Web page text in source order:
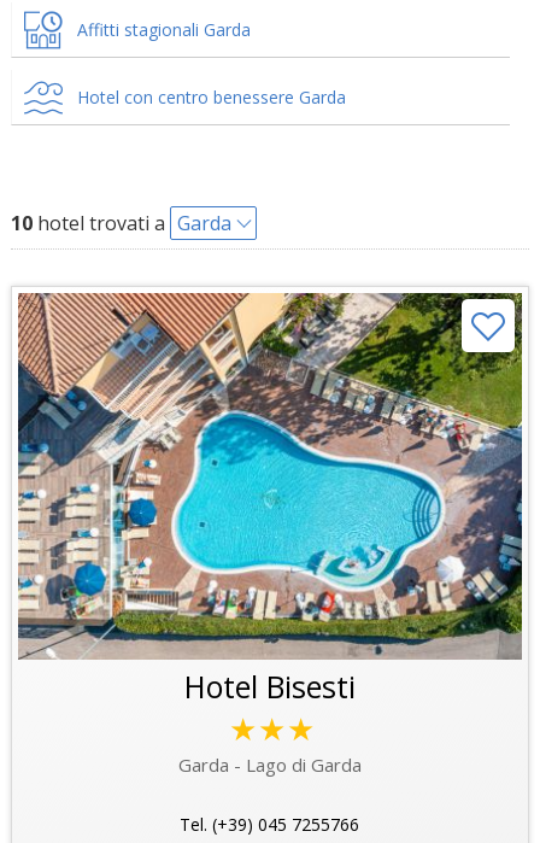
Affitti stagionali Garda
Hotel con centro benessere Garda
10hotel trovati a Garda
Hotel Bisesti
★★★
Garda - Lago di Garda
Tel. (+39) 045 7255766